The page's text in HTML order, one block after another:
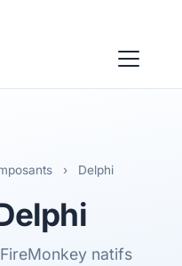
› Delphi
natifs